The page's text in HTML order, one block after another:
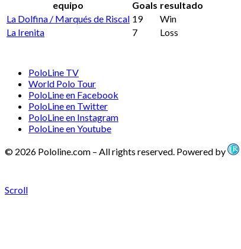
equipo Goals resultado
La Dolfina / Marqués de Riscal 19
Win
La Irenita
7 Loss
PoloLine TV
World Polo Tour
PoloLine en Facebook
PoloLine en Twitter
PoloLine en Instagram
PoloLine en Youtube
© 2026 Pololine.com – All rights reserved. Powered by
Scroll